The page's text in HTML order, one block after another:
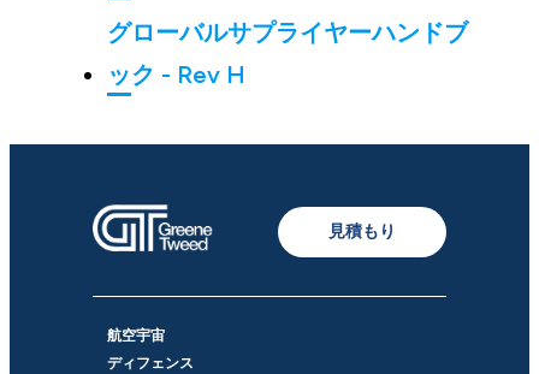
グローバルサプライヤーハンドブ
ック - Rev H
見積もり
航空宇宙
ディフェンス